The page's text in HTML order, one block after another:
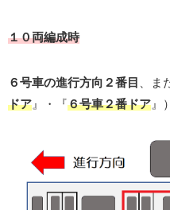
１０両編成時
６号車の進行方向２番目 、ま
ドア 』・『６号車２番ドア 』